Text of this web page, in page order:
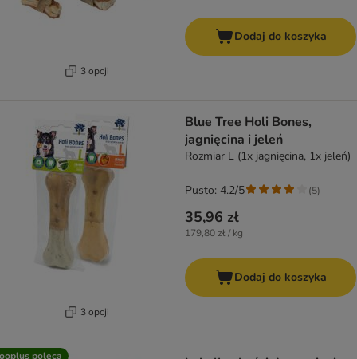
3 opcji
Dodaj do koszyka
3 opcji
Blue Tree Holi Bones,
jagnięcina i jeleń
Rozmiar L (1x jagnięcina, 1x jeleń)
35,96 zł
179,80 zł / kg
Pusto: 4.2/5 (5)
Dodaj do koszyka
poleca